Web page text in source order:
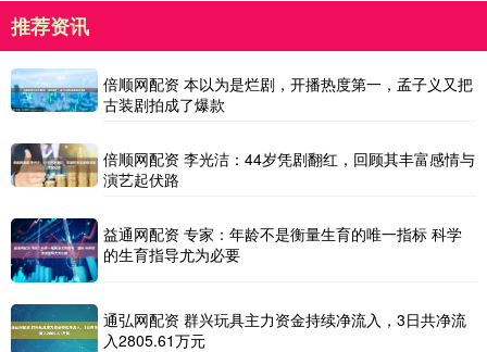
推荐资讯
倍顺网配资 本以为是烂剧，开播热度第一，孟子义又把
古装剧拍成了爆款
倍顺网配资 李光洁：44岁凭剧翻红，回顾其丰富感情与
演艺起伏路
益通网配资 专家：年龄不是衡量生育的唯一指标 科学
的生育指导尤为必要
通弘网配资 群兴玩具主力资金持续净流入，3日共净流
入2805.61万元